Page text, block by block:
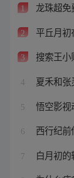
1 龙珠超
2 平丘月初
3 搜索王小
4 夏禾和
5 悟空影视
6 西行纪
7 白月初